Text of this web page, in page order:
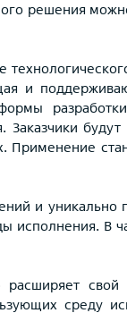
решения
и
. Применение
и
исполнения. В
среду